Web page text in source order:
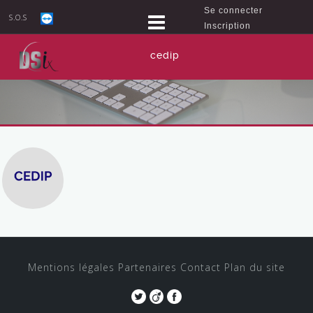
S.O.S
Se connecter
Inscription
cedip
Mentions légales Partenaires Contact Plan du site